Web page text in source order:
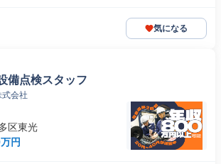
気になる
備点検スタッフ
式会社
区東光
円